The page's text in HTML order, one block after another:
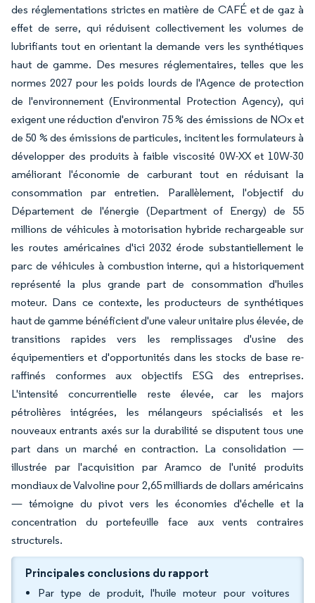
des réglementations strictes en matière de CAFÉ et de gaz à
effet de serre, qui réduisent collectivement les volumes de
lubrifiants tout en orientant la demande vers les synthétiques
haut de gamme. Des mesures réglementaires, telles que les
normes 2027 pour les poids lourds de l'Agence de protection
de l'environnement (Environmental Protection Agency), qui
exigent une réduction d'environ 75 % des émissions de NOx et
de 50 % des émissions de particules, incitent les formulateurs à
développer des produits à faible viscosité 0W-XX et 10W-30
améliorant l'économie de carburant tout en réduisant la
consommation par entretien. Parallèlement, l'objectif du
Département de l'énergie (Department of Energy) de 55
millions de véhicules à motorisation hybride rechargeable sur
les routes américaines d'ici 2032 érode substantiellement le
parc de véhicules à combustion interne, qui a historiquement
représenté la plus grande part de consommation d'huiles
moteur. Dans ce contexte, les producteurs de synthétiques
haut de gamme bénéficient d'une valeur unitaire plus élevée, de
transitions rapides vers les remplissages d'usine des
équipementiers et d'opportunités dans les stocks de base re-
raffinés conformes aux objectifs ESG des entreprises.
L'intensité concurrentielle reste élevée, car les majors
pétrolières intégrées, les mélangeurs spécialisés et les
nouveaux entrants axés sur la durabilité se disputent tous une
part dans un marché en contraction. La consolidation —
illustrée par l'acquisition par Aramco de l'unité produits
mondiaux de Valvoline pour 2,65 milliards de dollars américains
— témoigne du pivot vers les économies d'échelle et la
concentration du portefeuille face aux vents contraires
structurels.
Principales conclusions du rapport
Par type de produit, l'huile moteur pour voitures